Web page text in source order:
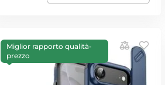
Miglior rapporto qualità-
prezzo